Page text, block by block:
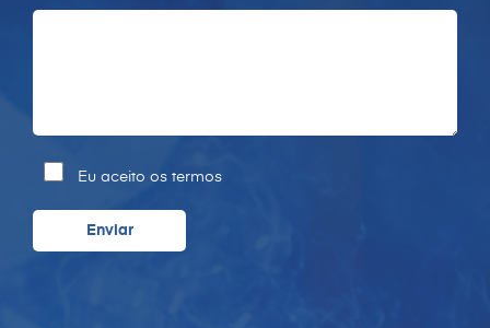
Eu aceito os termos